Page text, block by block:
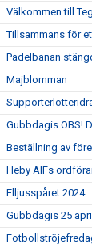
Välkommen till
Tillsammans för
Padelbanan
Majblomman
Gubbdagis OBS!
Beställning av
Heby AIFs
Elljusspåret 2024
Gubbdagis 25 april